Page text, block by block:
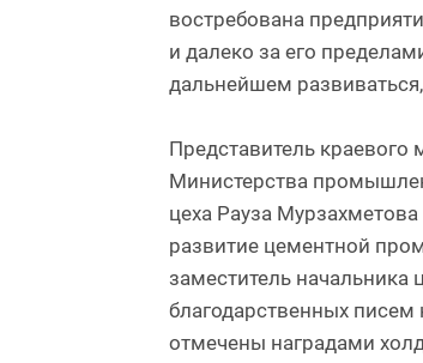
востребована
и далеко за его
дальнейшем
Представитель
Министерства
цеха Рауза
развитие цементной
заместитель
благодарственных писем
отмечены наградами